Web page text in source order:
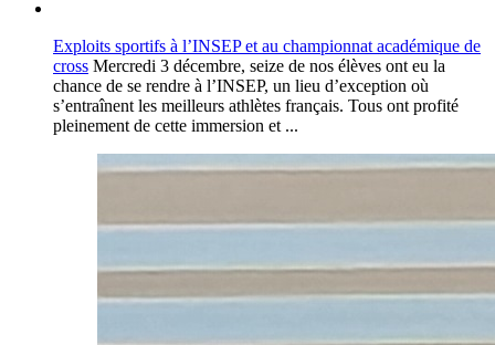
Exploits sportifs à l’INSEP et au championnat académique de
cross Mercredi 3 décembre, seize de nos élèves ont eu la
chance de se rendre à l’INSEP, un lieu d’exception où
s’entraînent les meilleurs athlètes français. Tous ont profité
pleinement de cette immersion et ...